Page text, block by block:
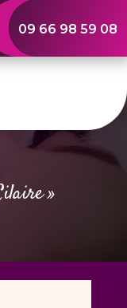
09 66 98 59 08
»